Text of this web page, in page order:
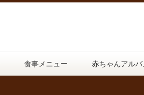
食事メニュー 赤ちゃんアルバ